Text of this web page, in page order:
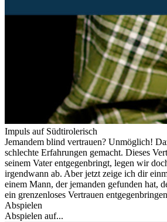
Impuls auf Südtirolerisch
Jemandem blind vertrauen? Unmöglich!
schlechte Erfahrungen gemacht. Dieses
seinem Vater entgegenbringt, legen wir
irgendwann ab. Aber jetzt zeige ich dir
einem Mann, der jemanden gefunden hat,
ein grenzenloses Vertrauen
Abspielen
Abspielen auf...